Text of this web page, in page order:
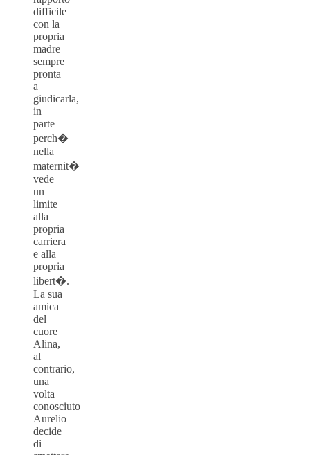
difficile
con la
propria
madre
sempre
pronta
a
giudicarla,
in
parte
perch�
nella
maternit�
vede
un
limite
alla
propria
carriera
e alla
propria
libert�.
La sua
amica
del
cuore
Alina,
al
contrario,
una
volta
conosciuto
Aurelio
decide
di